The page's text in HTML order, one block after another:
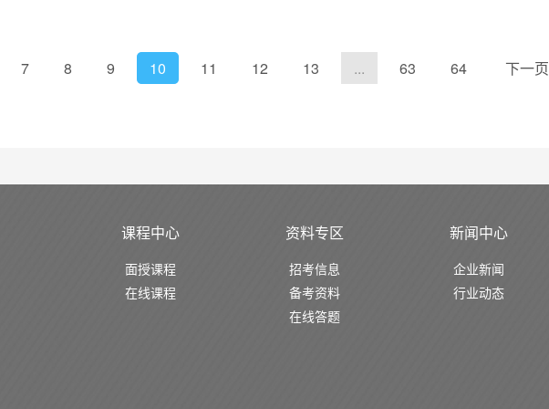
7 8 9 10 11 12 13 ... 63 64 下一页
课程中心
面授课程
在线课程
资料专区
招考信息
备考资料
在线答题
新闻中心
企业新闻
行业动态